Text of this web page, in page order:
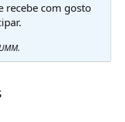
recebe com gosto